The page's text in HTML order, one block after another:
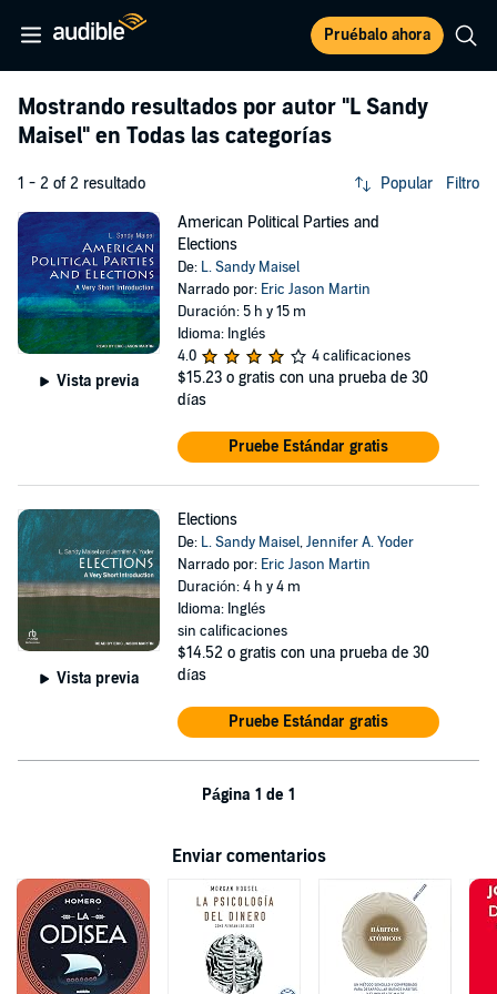
Pruébalo ahora
Mostrando resultados por autor "L Sandy
Maisel" en Todas las categorías
1 - 2 of 2 resultado Popular Filtro
Vista previa
American Political Parties and
Elections
De: L. Sandy Maisel
Narrado por: Eric Jason Martin
Duración: 5 h y 15 m
Idioma: Inglés
4.0
4 calificaciones
$15.23 o gratis con una prueba de 30
días
Pruebe Estándar gratis
Vista previa
Elections
De: L. Sandy Maisel,Jennifer A. Yoder
Narrado por: Eric Jason Martin
Duración: 4 h y 4 m
Idioma: Inglés
sin calificaciones
$14.52 o gratis con una prueba de 30
días
Pruebe Estándar gratis
Página 1 de 1
Enviar comentarios